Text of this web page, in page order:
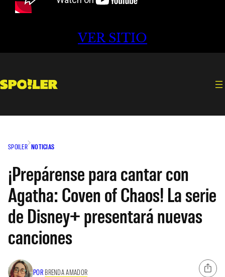
VER SITIO
SPOILER NOTICIAS
¡Prepárense para cantar con
Agatha: Coven of Chaos! La serie
de Disney+ presentará nuevas
canciones
POR BRENDA AMADOR